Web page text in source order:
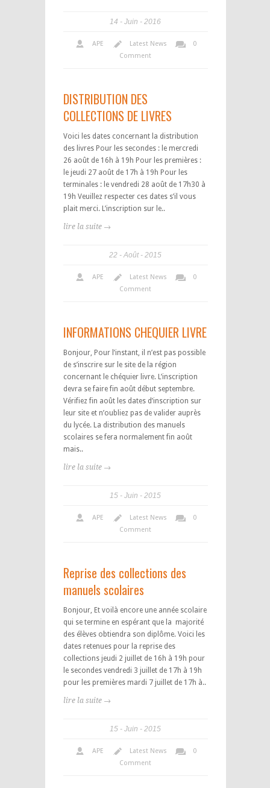
14 Juin 2016
APE Latest News
0
Comment
DISTRIBUTION DES
COLLECTIONS DE LIVRES
Voici les dates concernant la distribution
des livres Pour les secondes : le mercredi
26 août de 16h à 19h Pour les premières :
le jeudi 27 août de 17h à 19h Pour les
terminales : le vendredi 28 août de 17h30 à
19h Veuillez respecter ces dates s’il vous
plait merci. L’inscription sur le..
lire la suite →
22 Août 2015
APE Latest News
0
Comment
INFORMATIONS CHEQUIER LIVRE
Bonjour, Pour l’instant, il n’est pas possible
de s’inscrire sur le site de la région
concernant le chéquier livre. L’inscription
devra se faire fin août début septembre.
Vérifiez fin août les dates d’inscription sur
leur site et n’oubliez pas de valider auprès
du lycée. La distribution des manuels
scolaires se fera normalement fin août
mais..
lire la suite →
15 Juin 2015
APE Latest News
0
Comment
Reprise des collections des
manuels scolaires
Bonjour, Et voilà encore une année scolaire
qui se termine en espérant que la majorité
des élèves obtiendra son diplôme. Voici les
dates retenues pour la reprise des
collections jeudi 2 juillet de 16h à 19h pour
le secondes vendredi 3 juillet de 17h à 19h
pour les premières mardi 7 juillet de 17h à..
lire la suite →
15 Juin 2015
APE Latest News
0
Comment